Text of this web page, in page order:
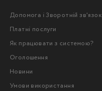
Допомога і Зворотній зв'язок
Платні послуги
Як працювати з системою?
Оголошення
Новини
Умови використання